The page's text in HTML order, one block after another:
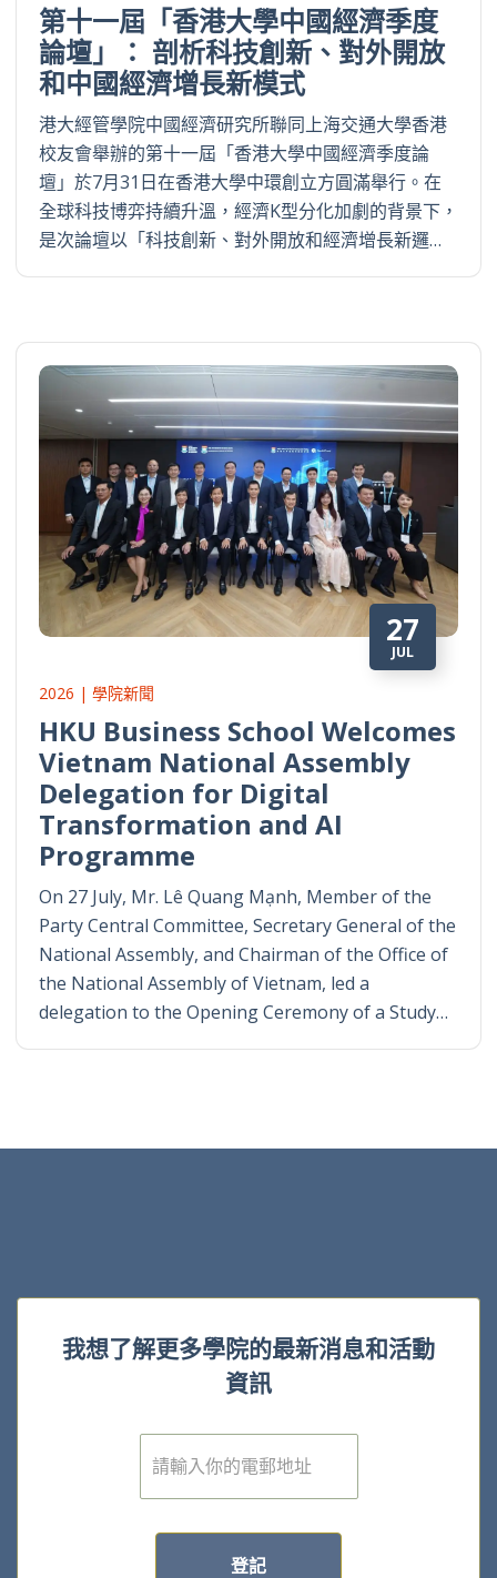
第十一屆「香港大學中國經濟季度
論壇」： 剖析科技創新、對外開放
和中國經濟增長新模式
港大經管學院中國經濟研究所聯同上海交通大學香港
校友會舉辦的第十一屆「香港大學中國經濟季度論
壇」於7月31日在香港大學中環創立方圓滿舉行。在
全球科技博弈持續升溫，經濟K型分化加劇的背景下，
是次論壇以「科技創新、對外開放和經濟增長新邏…
27
JUL
2026 | 學院新聞
HKU Business School Welcomes
Vietnam National Assembly
Delegation for Digital
Transformation and AI
Programme
On 27 July, Mr. Lê Quang Mạnh, Member of the
Party Central Committee, Secretary General of the
National Assembly, and Chairman of the Office of
the National Assembly of Vietnam, led a
delegation to the Opening Ceremony of a Study…
我想了解更多學院的最新消息和活動
資訊
電
子
登記